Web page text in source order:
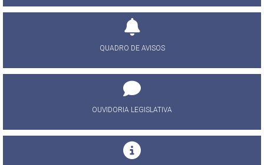
QUADRO DE AVISOS
OUVIDORIA LEGISLATIVA